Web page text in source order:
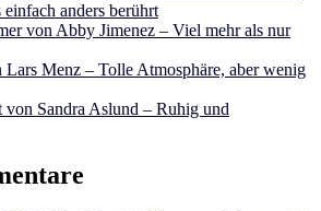
anders berührt
von Abby Jimenez – Viel mehr als nur
Lars Menz – Tolle Atmosphäre, aber wenig
von Sandra Aslund – Ruhig und